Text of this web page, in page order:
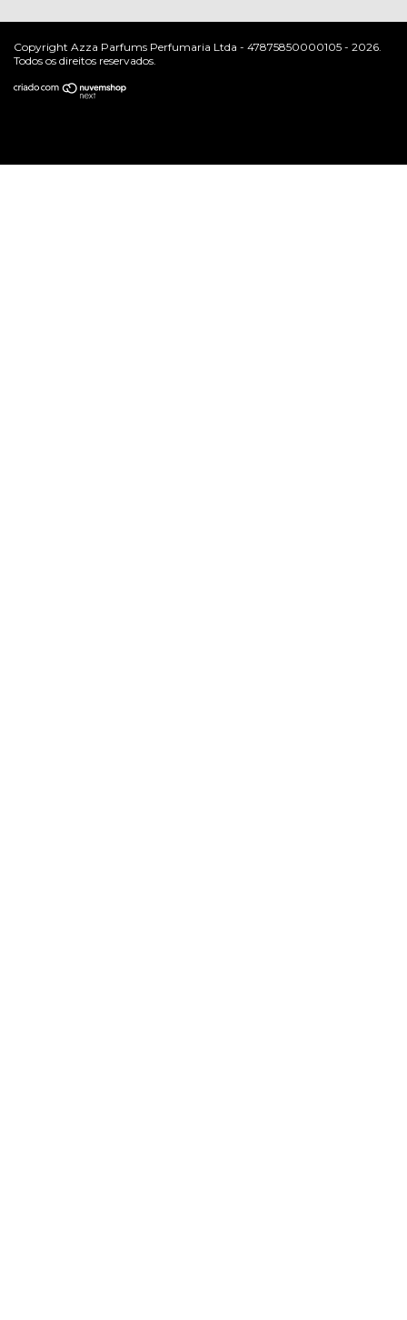
Copyright Azza Parfums Perfumaria Ltda - 47875850000105 - 2026.
Todos os direitos reservados.